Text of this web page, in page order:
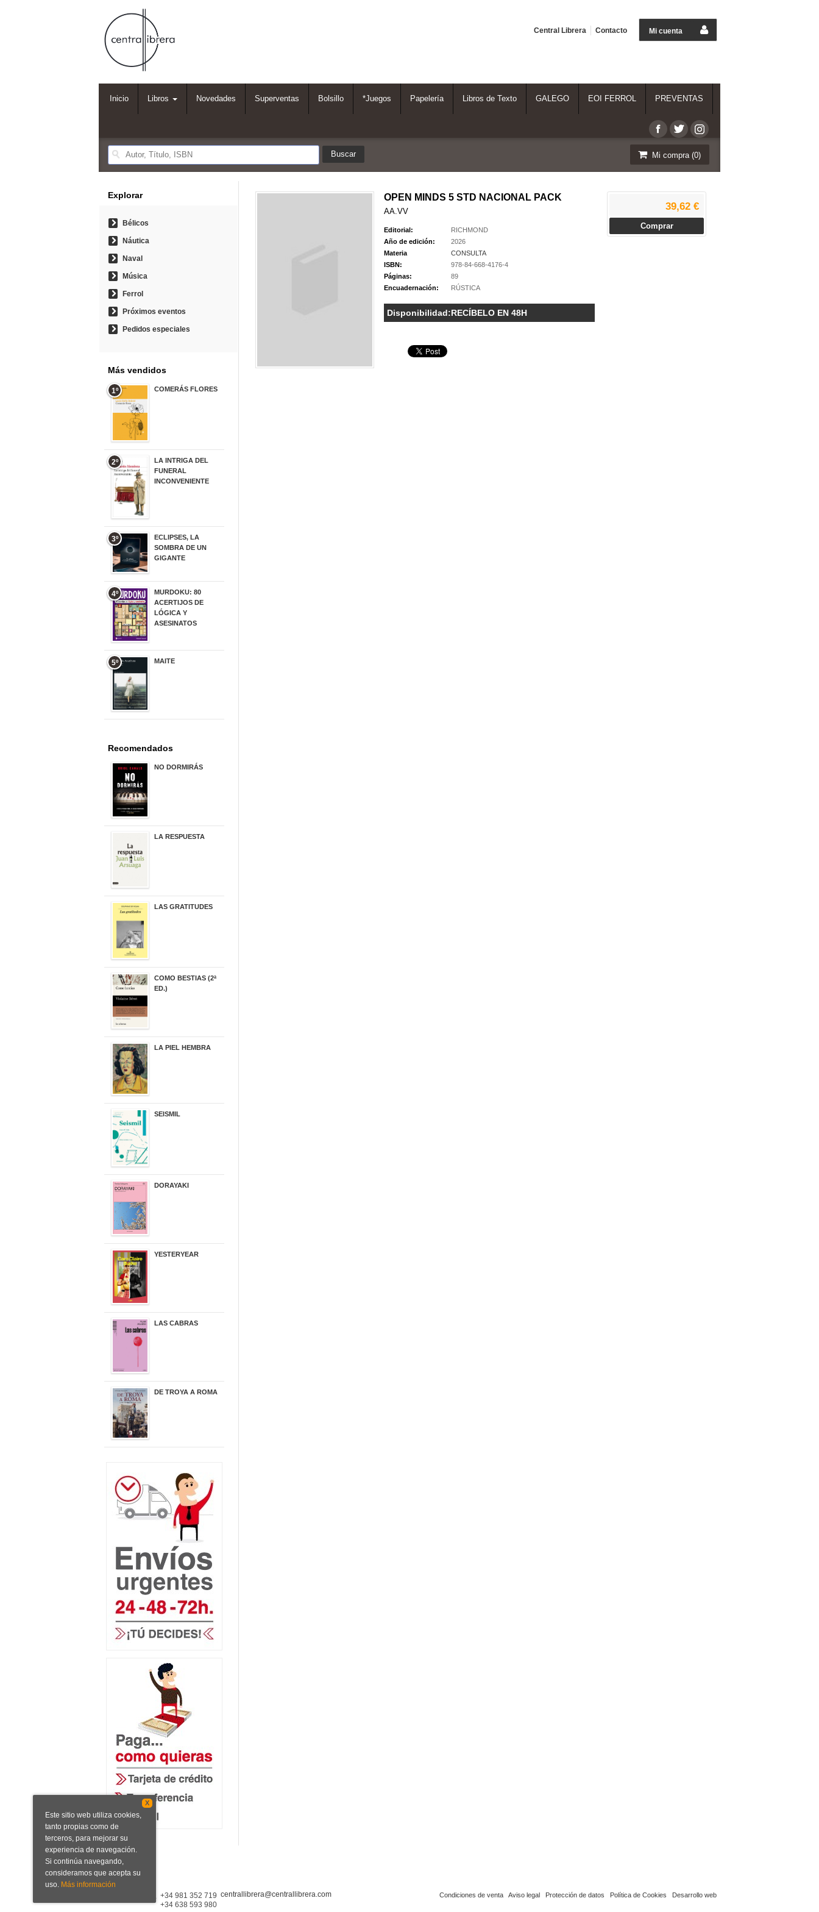
Mi cuenta
Central Librera Contacto
Inicio Libros Novedades Superventas Bolsillo *Juegos Papelería Libros de Texto GALEGO EOI FERROL PREVENTAS
Mi compra (0)
OPEN MINDS 5 STD NACIONAL PACK
AA.VV
Editorial:
RICHMOND
Año de edición:
2026
Materia
CONSULTA
ISBN:
978-84-668-4176-4
Páginas:
89
Encuadernación:
RÚSTICA
Disponibilidad:RECÍBELO EN 48H
39,62 €
Comprar
Explorar
Bélicos
Náutica
Naval
Música
Ferrol
Próximos eventos
Pedidos especiales
Más vendidos
1º COMERÁS FLORES
2º
LA INTRIGA DEL
FUNERAL
INCONVENIENTE
3º
ECLIPSES, LA
SOMBRA DE UN
GIGANTE
4º
MURDOKU: 80
ACERTIJOS DE
LÓGICA Y
ASESINATOS
5º MAITE
Recomendados
NO DORMIRÁS
LA RESPUESTA
LAS GRATITUDES
COMO BESTIAS (2ª
ED.)
LA PIEL HEMBRA
SEISMIL
DORAYAKI
YESTERYEAR
LAS CABRAS
DE TROYA A ROMA
Condiciones de venta Aviso legal Protección de datos Política de Cookies Desarrollo web
+34 981 352 719
+34 638 593 980
centrallibrera@centrallibrera.com
X
Este sitio web utiliza cookies,
tanto propias como de
terceros, para mejorar su
experiencia de navegación.
Si continúa navegando,
consideramos que acepta su
uso. Más información